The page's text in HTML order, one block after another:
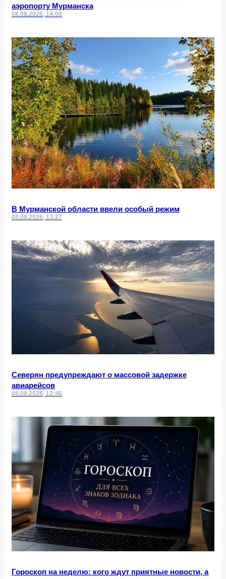
аэропорту Мурманска
08.08.2026, 14:08
В Мурманской области ввели особый режим
08.08.2026, 13:27
Северян предупреждают о массовой задержке
авиарейсов
08.08.2026, 12:46
Гороскоп на неделю: кого ждут приятные новости, а